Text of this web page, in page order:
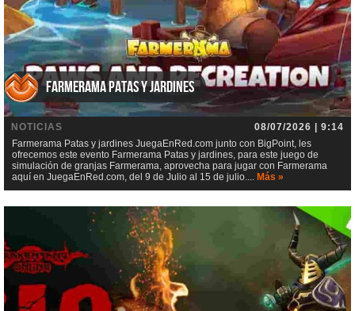
Farmerama Patas y jardines
NOTICIAS
08/07/2026 | 9:14
Farmerama Patas y jardines JuegaEnRed.com junto con BigPoint, les
ofrecemos este evento Farmerama Patas y jardines, para este juego de
simulación de granjas Farmerama, aprovecha para jugar con Farmerama
aquí en JuegaEnRed.com, del 9 de Julio al 15 de julio.... Más »